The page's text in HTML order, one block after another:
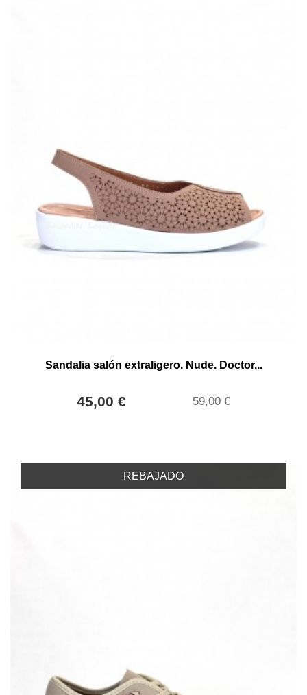
Sandalia salón extraligero. Nude. Doctor...
45,00 € 59,00 €
REBAJADO